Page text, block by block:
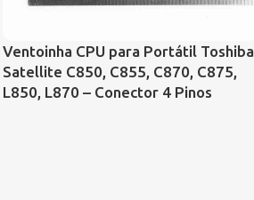
Ventoinha CPU para Portátil Toshiba
Satellite C850, C855, C870, C875,
L850, L870 – Conector 4 Pinos